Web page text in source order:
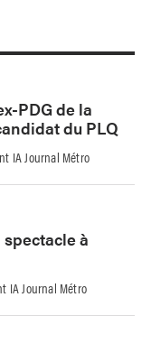
PDG de la
du PLQ
IA Journal Métro
à
IA Journal Métro